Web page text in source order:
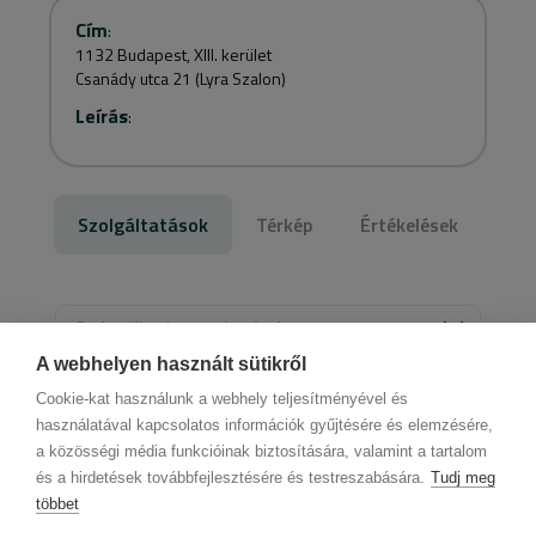
A webhelyen használt sütikről
Cookie-kat használunk a webhely teljesítményével és
használatával kapcsolatos információk gyűjtésére és elemzésére,
a közösségi média funkcióinak biztosítására, valamint a tartalom
és a hirdetések továbbfejlesztésére és testreszabására. Tudj meg
többet
Cím:
1132 Budapest, XIII. kerület
Csanády utca 21 (Lyra Szalon)
Leírás:
Szolgáltatások Térkép Értékelések
Szakterületek vagy oktatások
Válassz szolgáltatást